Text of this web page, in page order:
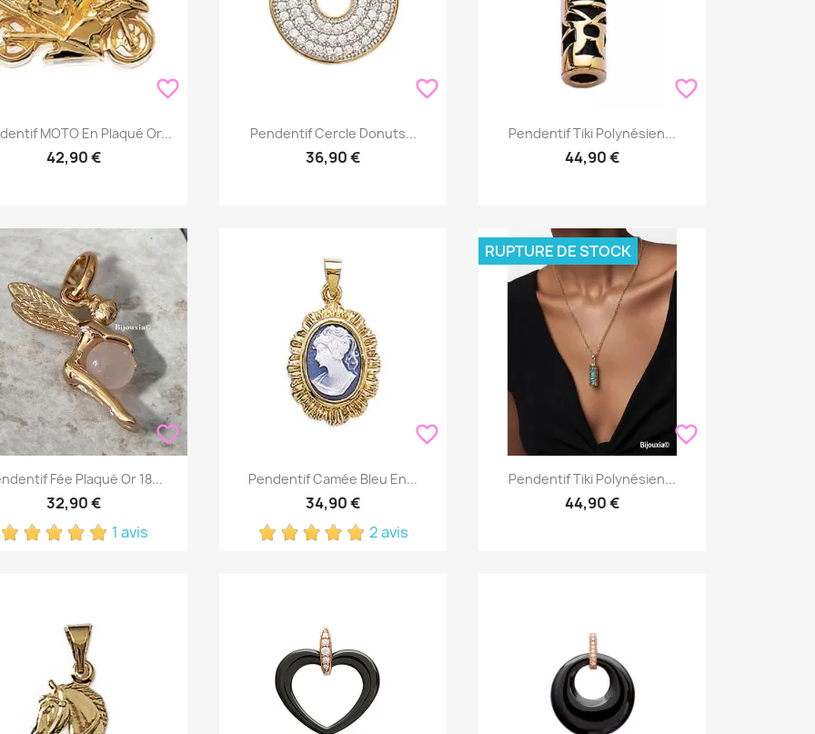
favorite_border
Aperçu rapide
MOTO En Plaqué Or...
42,90 €
favorite_border
Aperçu rapide
Pendentif Cercle Donuts...
36,90 €
favorite_border
Aperçu rapide
Pendentif Tiki Polynésien...
44,90 €
favorite_border
Aperçu rapide
Fée Plaqué Or 18...
32,90 €
1 avis
favorite_border
Aperçu rapide
Pendentif Camée Bleu En...
34,90 €
2 avis
favorite_border
Aperçu rapide
Pendentif Tiki Polynésien...
44,90 €
RUPTURE DE STOCK